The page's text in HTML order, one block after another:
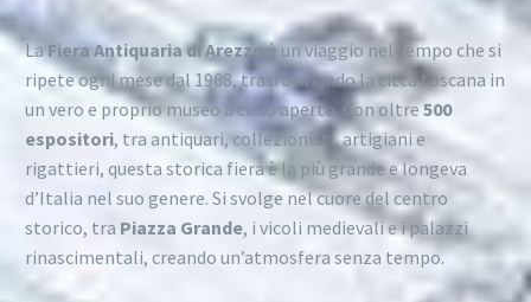
LaFiera Antiquaria di Arezzoè un viaggio nel tempo che si
ripete ogni mese dal 1968, trasformando la città toscana in
un vero e proprio museo a cielo aperto. Con oltre500
espositori, tra antiquari, collezionisti, artigiani e
rigattieri, questa storica fiera è la più grande e longeva
d’Italia nel suo genere. Si svolge nel cuore del centro
storico, tra Piazza Grande, i vicoli medievali e i palazzi
rinascimentali, creando un’atmosfera senza tempo.